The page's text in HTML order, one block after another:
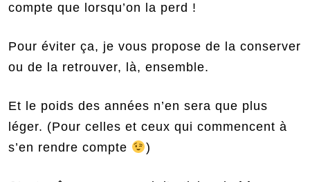
compte que lorsqu’on la perd !
Pour éviter ça, je vous propose de la conserver
ou de la retrouver, là, ensemble.
Et le poids des années n’en sera que plus
léger. (Pour celles et ceux qui commencent à
s’en rendre compte
)